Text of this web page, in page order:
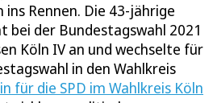
Rennen. Die 43-jährige
bei der Bundestagswahl 2021
Köln IV an und wechselte für
in den Wahlkreis
für die SPD im Wahlkreis Köln